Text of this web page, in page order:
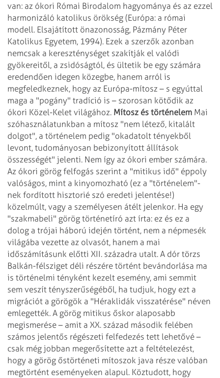
van: az ókori Római Birodalom hagyománya és az ezzel
harmonizáló katolikus örökség (Európa: a római
modell. Elsajátított önazonosság, Pázmány Péter
Katolikus Egyetem, 1994). Ezek a szerzők azonban
nemcsak a kereszténységet szakítják el valódi
gyökereitől, a zsidóságtól, és ültetik be egy számára
eredendően idegen közegbe, hanem arról is
megfeledkeznek, hogy az Európa-mítosz – s egyúttal
maga a "pogány" tradíció is – szorosan kötődik az
ókori Közel-Kelet világához. Mítosz és történelem Mai
szóhasználatunkban a mítosz "nem létező, kitalált
dolgot", a történelem pedig "okadatolt tényekből
levont, tudományosan bebizonyított állítások
összességét" jelenti. Nem így az ókori ember számára.
Az ókori görög felfogás szerint a "mitikus idő" éppoly
valóságos, mint a kinyomozható (ez a "történelem"-
nek fordított hisztorié szó eredeti jelentése!)
közelmúlt, vagy a személyesen átélt jelenkor. Ha egy
"szakmabeli" görög történetíró azt írta: ez és ez a
dolog a trójai háború idején történt, nem a népmesék
világába vezette az olvasót, hanem a mai
időszámításunk előtti XII. századra utalt. A dór törzs
Balkán-félsziget déli részére történt bevándorlása ma
is történelmi tényként kezelt esemény, ami semmit
sem veszít tényszerűségéből, ha tudjuk, hogy ezt a
migrációt a görögök a "Héraklidák visszatérése" néven
emlegették. A görög mitikus őskor alaposabb
megismerése – amit a XX. század második felében
számos jelentős régészeti felfedezés tett lehetővé –
csak még jobban megerősítette azt a feltételezést,
hogy a görög őstörténeti mítoszok java része valóban
megtörtént eseményeken alapul. Köztudott, hogy